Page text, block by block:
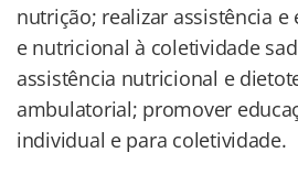
nutrição; realizar assistência
e nutricional à coletividade
assistência nutricional e
ambulatorial; promover
individual e para coletividade.